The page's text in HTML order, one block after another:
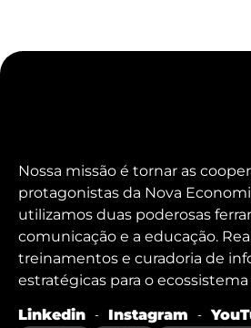
Nossa missão é tornar as
protagonistas da Nova
utilizamos duas poderosas
comunicação e a educação.
treinamentos e curadoria de
estratégicas para o
Linkedin Instagram